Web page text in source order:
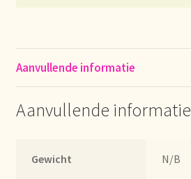
Food safety
Impressum
Aanvullende informatie
Aanvullende informatie
Gewicht N/B